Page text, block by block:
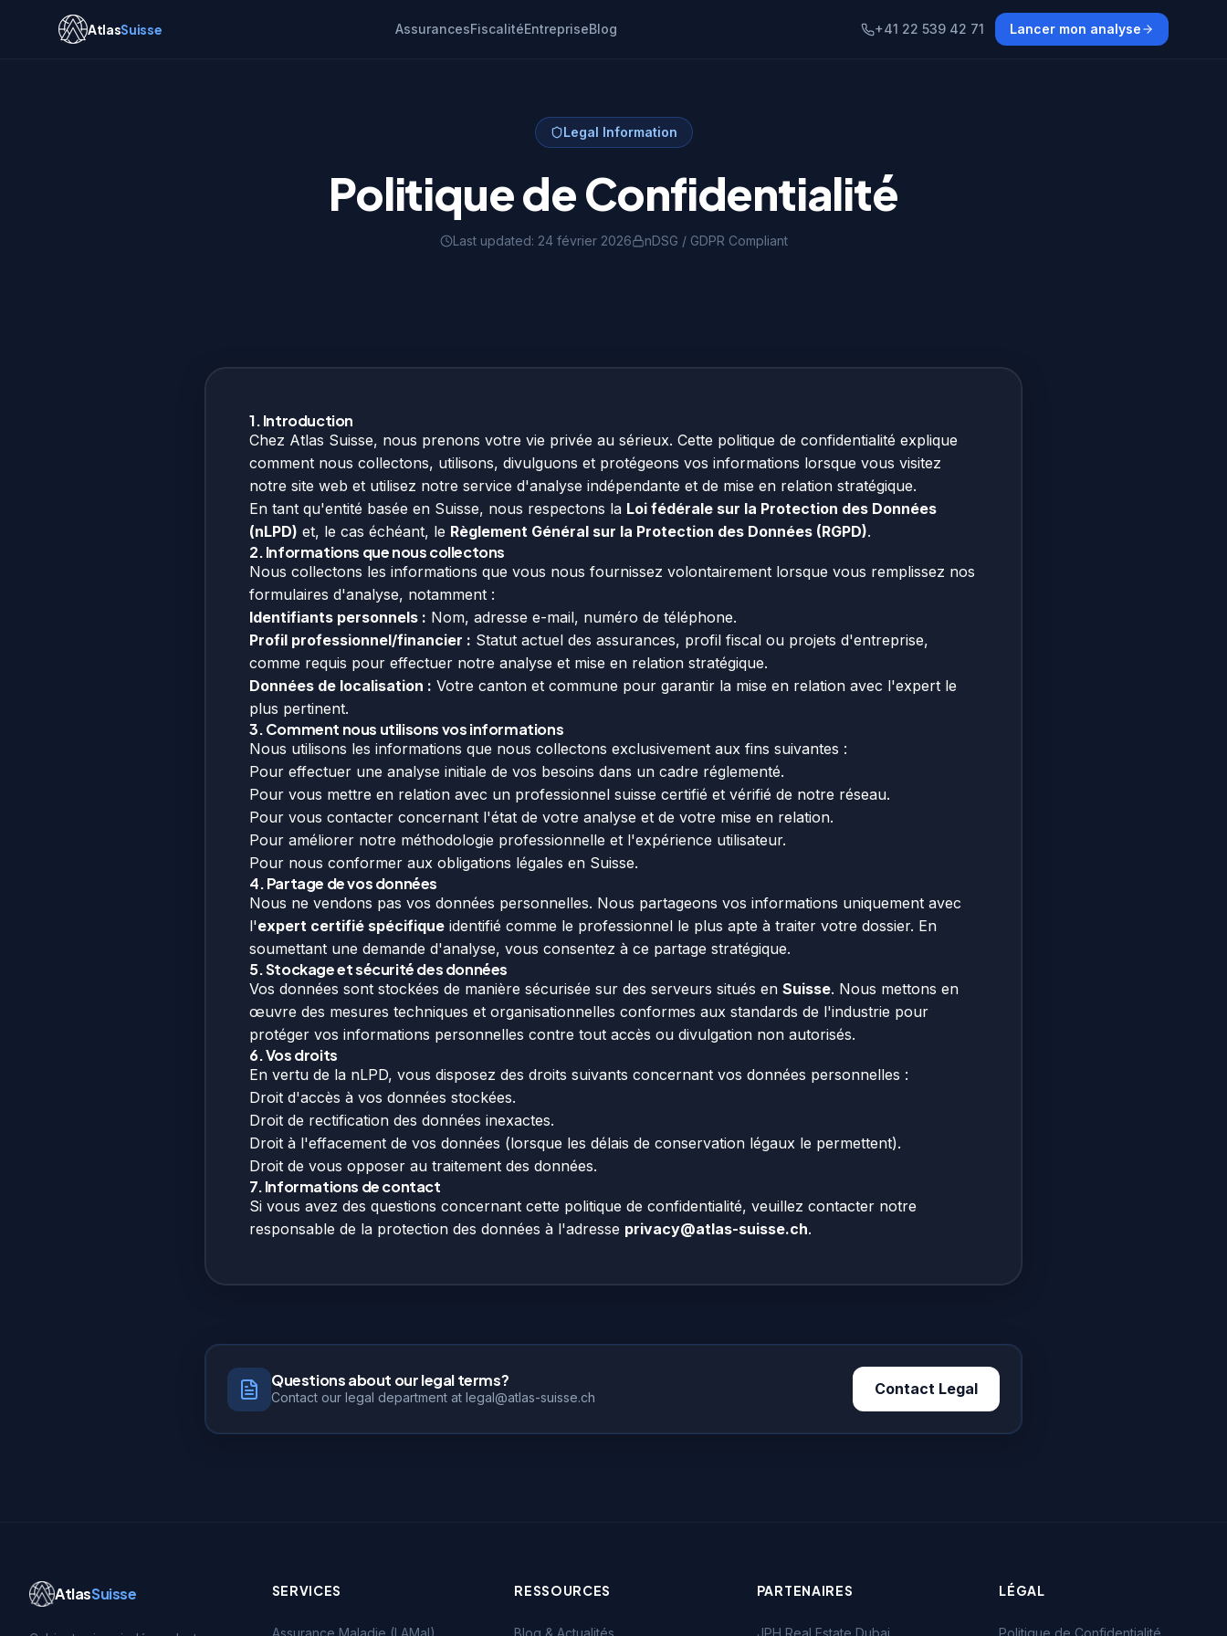
AtlasSuisse AssurancesFiscalitéEntrepriseBlog +41 22 539 42 71 Lancer mon analyse
Legal Information
Politique de Confidentialité
Last updated: 24 février 2026 nDSG / GDPR Compliant
1. Introduction
Chez Atlas Suisse, nous prenons votre vie privée au sérieux. Cette politique de confidentialité explique
comment nous collectons, utilisons, divulguons et protégeons vos informations lorsque vous visitez
notre site web et utilisez notre service d'analyse indépendante et de mise en relation stratégique.
En tant qu'entité basée en Suisse, nous respectons la Loi fédérale sur la Protection des Données
(nLPD) et, le cas échéant, le Règlement Général sur la Protection des Données (RGPD).
2. Informations que nous collectons
Nous collectons les informations que vous nous fournissez volontairement lorsque vous remplissez nos
formulaires d'analyse, notamment :
Identifiants personnels : Nom, adresse e-mail, numéro de téléphone.
Profil professionnel/financier : Statut actuel des assurances, profil fiscal ou projets d'entreprise,
comme requis pour effectuer notre analyse et mise en relation stratégique.
Données de localisation : Votre canton et commune pour garantir la mise en relation avec l'expert le
plus pertinent.
3. Comment nous utilisons vos informations
Nous utilisons les informations que nous collectons exclusivement aux fins suivantes :
Pour effectuer une analyse initiale de vos besoins dans un cadre réglementé.
Pour vous mettre en relation avec un professionnel suisse certifié et vérifié de notre réseau.
Pour vous contacter concernant l'état de votre analyse et de votre mise en relation.
Pour améliorer notre méthodologie professionnelle et l'expérience utilisateur.
Pour nous conformer aux obligations légales en Suisse.
4. Partage de vos données
Nous ne vendons pas vos données personnelles. Nous partageons vos informations uniquement avec
l'expert certifié spécifique identifié comme le professionnel le plus apte à traiter votre dossier. En
soumettant une demande d'analyse, vous consentez à ce partage stratégique.
5. Stockage et sécurité des données
Vos données sont stockées de manière sécurisée sur des serveurs situés en Suisse. Nous mettons en
œuvre des mesures techniques et organisationnelles conformes aux standards de l'industrie pour
protéger vos informations personnelles contre tout accès ou divulgation non autorisés.
6. Vos droits
En vertu de la nLPD, vous disposez des droits suivants concernant vos données personnelles :
Droit d'accès à vos données stockées.
Droit de rectification des données inexactes.
Droit à l'effacement de vos données (lorsque les délais de conservation légaux le permettent).
Droit de vous opposer au traitement des données.
7. Informations de contact
Si vous avez des questions concernant cette politique de confidentialité, veuillez contacter notre
responsable de la protection des données à l'adresse privacy@atlas-suisse.ch.
Questions about our legal terms?
Contact our legal department at legal@atlas-suisse.ch Contact Legal
AtlasSuisse SERVICES
Assurance Maladie (LAMal)
RESSOURCES
Blog & Actualités
PARTENAIRES
JPH Real Estate Dubai
LÉGAL
Politique de Confidentialité